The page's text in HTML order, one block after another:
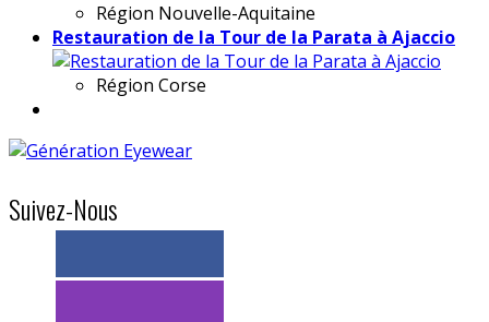
Région Nouvelle-Aquitaine
Restauration de la Tour de la Parata à Ajaccio
Région Corse
Suivez-Nous
> 11k abonnés